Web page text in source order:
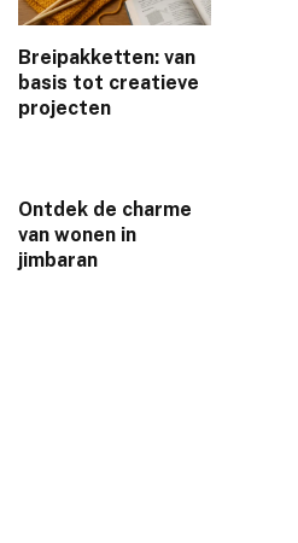
Breipakketten: van
basis tot creatieve
projecten
Ontdek de charme
van wonen in
jimbaran